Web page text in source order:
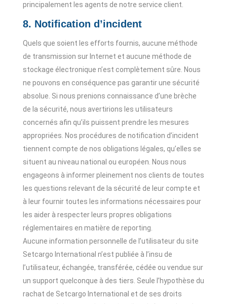
principalement les agents de notre service client.
8. Notification d’incident
Quels que soient les efforts fournis, aucune méthode
de transmission sur Internet et aucune méthode de
stockage électronique n’est complètement sûre. Nous
ne pouvons en conséquence pas garantir une sécurité
absolue. Si nous prenions connaissance d’une brèche
de la sécurité, nous avertirions les utilisateurs
concernés afin qu’ils puissent prendre les mesures
appropriées. Nos procédures de notification d’incident
tiennent compte de nos obligations légales, qu’elles se
situent au niveau national ou européen. Nous nous
engageons à informer pleinement nos clients de toutes
les questions relevant de la sécurité de leur compte et
à leur fournir toutes les informations nécessaires pour
les aider à respecter leurs propres obligations
réglementaires en matière de reporting.
Aucune information personnelle de l’utilisateur du site
Setcargo International n’est publiée à l’insu de
l’utilisateur, échangée, transférée, cédée ou vendue sur
un support quelconque à des tiers. Seule l’hypothèse du
rachat de Setcargo International et de ses droits